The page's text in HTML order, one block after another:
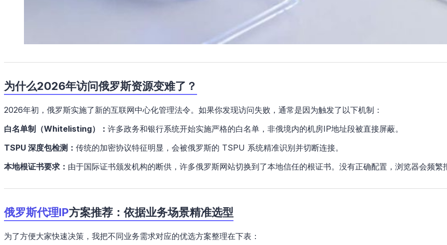
为什么2026年访问俄罗斯资源变难了？
2026年初，俄罗斯实施了新的互联网中心化管理法令。如果你发现访问失败，通常是因为触发了以下机制：
白名单制（Whitelisting）： 许多政务和银行系统开始实施严格的白名单，非俄境内的机房IP地址段被直接屏蔽。
TSPU 深度包检测： 传统的加密协议特征明显，会被俄罗斯的 TSPU 系统精准识别并切断连接。
本地根证书要求： 由于国际证书颁发机构的断供，许多俄罗斯网站切换到了本地信任的根证书。没有正确配置，浏览器会频繁
俄罗斯代理IP方案推荐：依据业务场景精准选型
为了方便大家快速决策，我把不同业务需求对应的优选方案整理在下表：